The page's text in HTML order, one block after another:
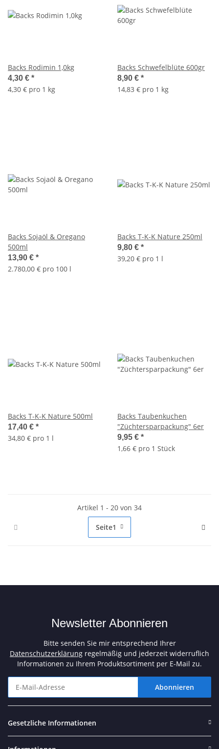
Backs Rodimin 1,0kg
4,30 € *
4,30 € pro 1 kg
Backs Schwefelblüte 600gr
8,90 € *
14,83 € pro 1 kg
Backs Sojaöl & Oregano
500ml
13,90 € *
2.780,00 € pro 100 l
Backs T-K-K Nature 250ml
9,80 € *
39,20 € pro 1 l
Backs T-K-K Nature 500ml
17,40 € *
34,80 € pro 1 l
Backs Taubenkuchen
"Züchtersparpackung" 6er
9,95 € *
1,66 € pro 1 Stück
Artikel 1 - 20 von 34
Seite1
Newsletter Abonnieren
Bitte senden Sie mir entsprechend Ihrer
Datenschutzerklärung regelmäßig und jederzeit widerruflich
Informationen zu Ihrem Produktsortiment per E-Mail zu.
Abonnieren
Gesetzliche Informationen